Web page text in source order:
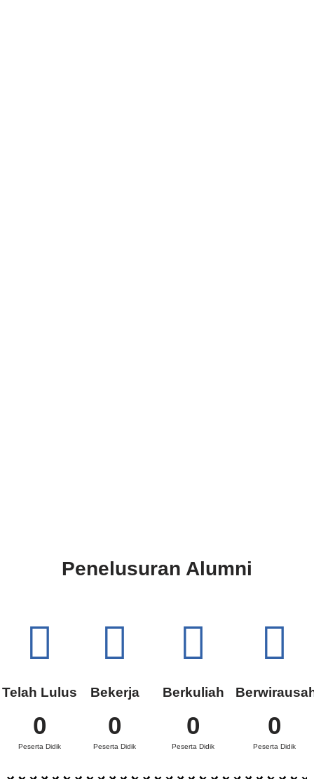
Penelusuran Alumni
Telah Lulus
0
Peserta Didik
Bekerja
0
Peserta Didik
Berkuliah
0
Peserta Didik
0
Peserta Didik